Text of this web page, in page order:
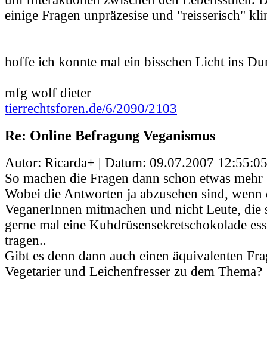
einige Fragen unpräzesise und "reisserisch"
hoffe ich konnte mal ein bisschen Licht ins
mfg wolf dieter
tierrechtsforen.de/6/2090/2103
Re: Online Befragung Veganismus
Autor: Ricarda+ | Datum: 09.07.2007 12:55:05
So machen die Fragen dann schon etwas
Wobei die Antworten ja abzusehen sind, wenn
VeganerInnen mitmachen und nicht Leute, die
gerne mal eine Kuhdrüsensekretschokolade
tragen..
Gibt es denn dann auch einen äquivalenten
Vegetarier und Leichenfresser zu dem Thema?